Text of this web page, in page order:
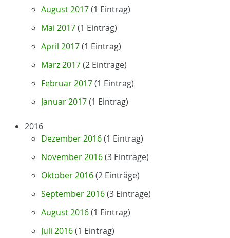
August 2017(1 Eintrag)
Mai 2017(1 Eintrag)
April 2017(1 Eintrag)
März 2017(2 Einträge)
Februar 2017(1 Eintrag)
Januar 2017(1 Eintrag)
2016
Dezember 2016(1 Eintrag)
November 2016(3 Einträge)
Oktober 2016(2 Einträge)
September 2016(3 Einträge)
August 2016(1 Eintrag)
Juli 2016(1 Eintrag)